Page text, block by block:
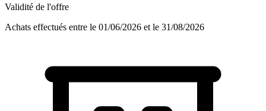
Validité de l'offre
Achats effectués entre le 01/06/2026 et le 31/08/2026